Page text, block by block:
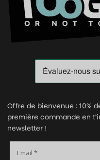
Offre de bienvenue : 10%
première commande en
newsletter !